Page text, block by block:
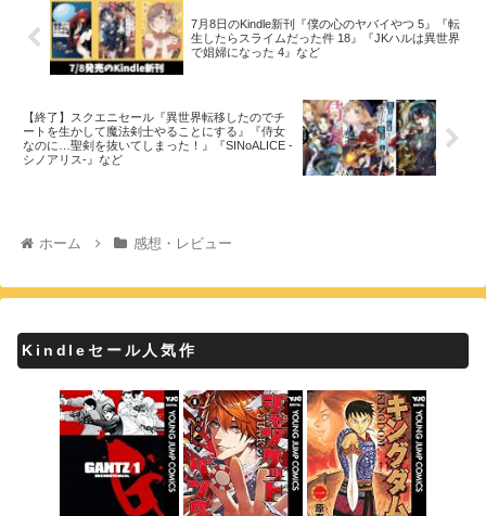
7月8日のKindle新刊『僕の心のヤバイやつ 5』『転
生したらスライムだった件 18』『JKハルは異世界
で娼婦になった 4』など
【終了】スクエニセール『異世界転移したのでチ
ートを生かして魔法剣士やることにする』『侍女
なのに…聖剣を抜いてしまった！』『SINoALICE -
シノアリス-』など
ホーム 感想・レビュー
Kindleセール人気作